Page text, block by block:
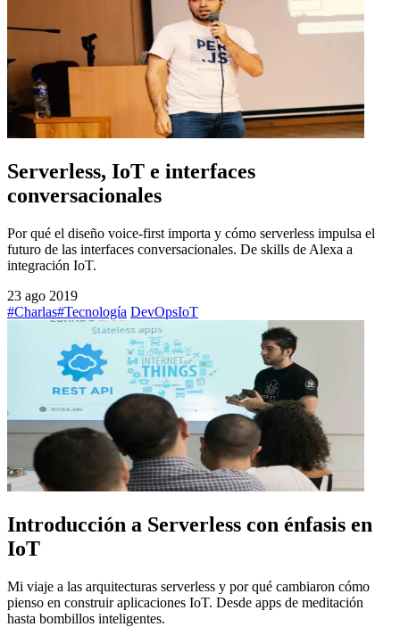
Serverless, IoT e interfaces
conversacionales
Por qué el diseño voice-first importa y cómo serverless impulsa el
futuro de las interfaces conversacionales. De skills de Alexa a
integración IoT.
23 ago 2019
#Charlas#Tecnología DevOpsIoT
Introducción a Serverless con énfasis en
IoT
Mi viaje a las arquitecturas serverless y por qué cambiaron cómo
pienso en construir aplicaciones IoT. Desde apps de meditación
hasta bombillos inteligentes.